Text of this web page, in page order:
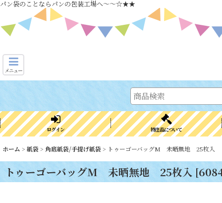
パン袋のことならパンの包装工場へ～～☆★★
メニュー
ログイン 特注品について
ホーム > 紙袋 > 角底紙袋/手提げ紙袋 > トゥーゴーバッグM 未晒無地 25枚入
トゥーゴーバッグM 未晒無地 25枚入 [